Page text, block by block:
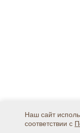
Наш сайт
соответствии с